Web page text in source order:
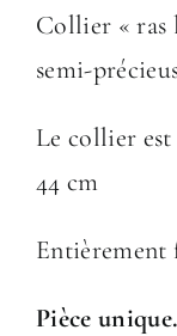
Collier « ras
semi-
Le collier
44 cm
Entièrement
Pièce unique.